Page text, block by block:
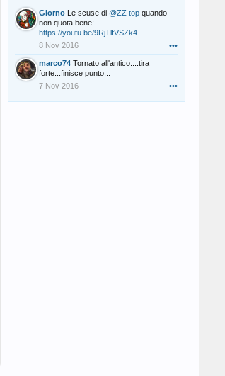
Giorno Le scuse di @ZZ top quando
non quota bene:
https://youtu.be/9RjTlfVSZk4
8 Nov 2016
•••
marco74 Tornato all'antico....tira
forte...finisce punto...
7 Nov 2016
•••